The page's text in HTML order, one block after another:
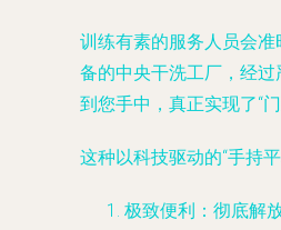
训练有素的服务人员会
备的中央干洗工厂，经
到您手中，真正实现了“门
这种以科技驱动的“手持
极致便利 ：彻底解